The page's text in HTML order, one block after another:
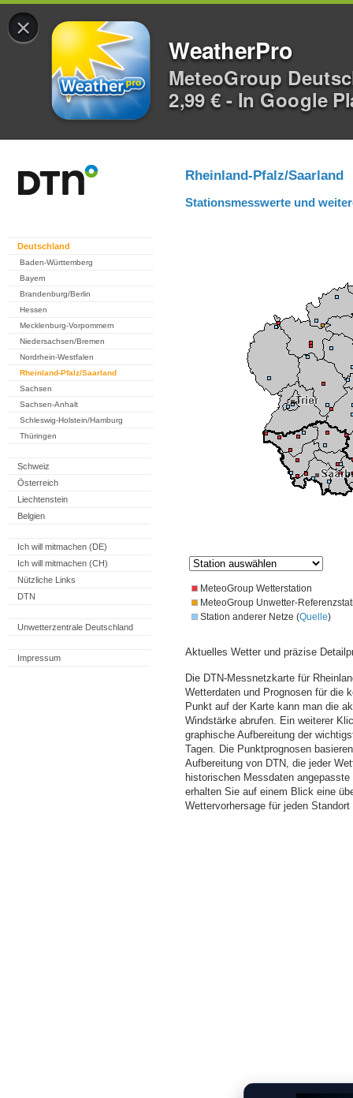
×
WeatherPro
MeteoGroup
2,99 € - In Google
Deutschland
Baden-Württemberg
Bayern
Brandenburg/Berlin
Hessen
Mecklenburg-Vorpommern
Niedersachsen/Bremen
Nordrhein-Westfalen
Rheinland-Pfalz/Saarland
Sachsen
Sachsen-Anhalt
Schleswig-Holstein/Hamburg
Thüringen
Schweiz
Österreich
Liechtenstein
Belgien
Ich will mitmachen (DE)
Ich will mitmachen (CH)
Nützliche Links
DTN
Unwetterzentrale Deutschland
Impressum
Rheinland-Pfalz/Saarland
Stationsmesswerte und
MeteoGroup Wetterstation
MeteoGroup Unwetter-
Station anderer Netze (Quelle)
Aktuelles Wetter und präzise
Die DTN-Messnetzkarte für
Wetterdaten und Prognosen für die
Punkt auf der Karte kann man die
Windstärke abrufen. Ein weiterer
graphische Aufbereitung der
Tagen. Die Punktprognosen
Aufbereitung von DTN, die jeder
historischen Messdaten
erhalten Sie auf einem Blick eine
Wettervorhersage für jeden